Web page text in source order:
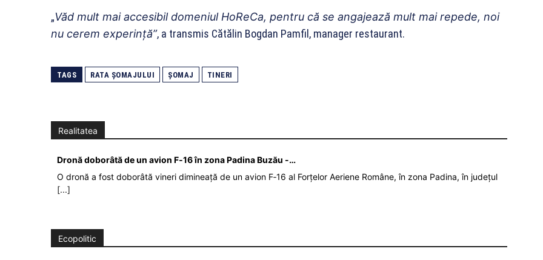
„Văd mult mai accesibil domeniul HoReCa, pentru că se angajează mult mai repede, noi
nu cerem experință”, a transmis Cătălin Bogdan Pamfil, manager restaurant.
TAGS RATA ȘOMAJULUI ȘOMAJ TINERI
Realitatea
Dronă doborâtă de un avion F‑16 în zona Padina Buzău -…
O dronă a fost doborâtă vineri dimineață de un avion F‑16 al Forțelor Aeriene Române, în zona Padina, în județul
[...]
Ecopolitic